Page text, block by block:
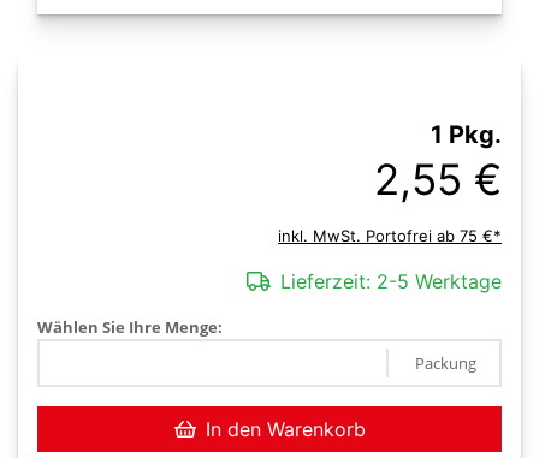
1 Pkg.
2,55 €
inkl. MwSt. Portofrei ab 75 €*
Lieferzeit: 2-5 Werktage
Wählen Sie Ihre Menge:
Packung
In den Warenkorb